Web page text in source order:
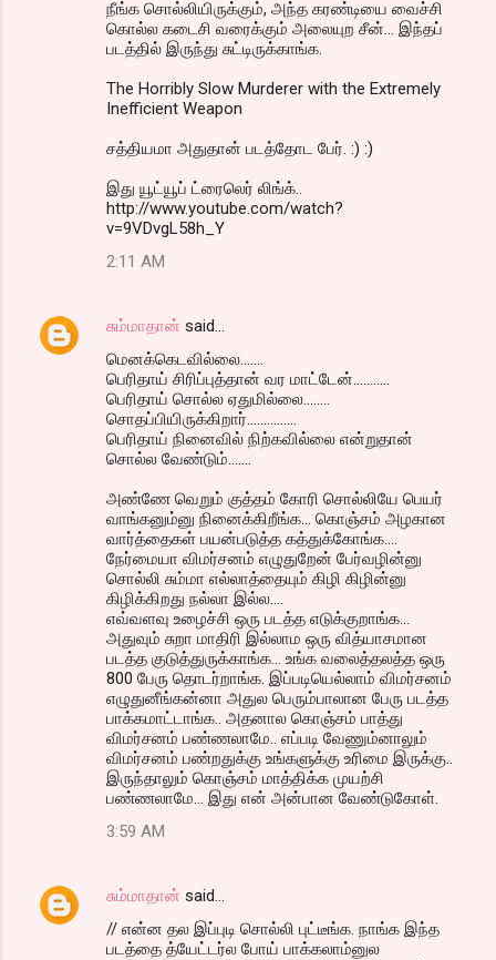
நீங்க சொல்லியிருக்கும், அந்த கரண்டியை வைச்சி
கொல்ல கடைசி வரைக்கும் அலையுற சீன்... இந்தப்
படத்தில் இருந்து சுட்டிருக்காங்க.
The Horribly Slow Murderer with the Extremely
Inefficient Weapon
சத்தியமா அதுதான் படத்தோட பேர். :) :)
இது யூட்யூப் ட்ரைலெர் லிங்க்..
http://www.youtube.com/watch?
v=9VDvgL58h_Y
2:11 AM
சும்மாதான் said…
மெனக்கெடவில்லை.......
பெரிதாய் சிரிப்புத்தான் வர மாட்டேன்...........
பெரிதாய் சொல்ல ஏதுமில்லை........
சொதப்பியிருக்கிறார்...............
பெரிதாய் நினைவில் நிற்கவில்லை என்றுதான்
சொல்ல வேண்டும்.......
அண்ணே வெறும் குத்தம் கோரி சொல்லியே பெயர்
வாங்கனும்னு நினைக்கிறீங்க... கொஞ்சம் அழகான
வார்த்தைகள் பயன்படுத்த கத்துக்கோங்க....
நேர்மையா விமர்சனம் எழுதுறேன் பேர்வழின்னு
சொல்லி சும்மா எல்லாத்தையும் கிழி கிழின்னு
கிழிக்கிறது நல்லா இல்ல....
எவ்வளவு உழைச்சி ஒரு படத்த எடுக்குறாங்க...
அதுவும் சுறா மாதிரி இல்லாம ஒரு வித்யாசமான
படத்த குடுத்துருக்காங்க... உங்க வலைத்தலத்த ஒரு
800 பேரு தொடர்றாங்க. இப்படியெல்லாம் விமர்சனம்
எழுதுனீங்கன்னா அதுல பெரும்பாலான பேரு படத்த
பாக்கமாட்டாங்க.. அதனால கொஞ்சம் பாத்து
விமர்சனம் பண்ணலாமே.. எப்படி வேணும்னாலும்
விமர்சனம் பண்றதுக்கு உங்களுக்கு உரிமை இருக்கு..
இருந்தாலும் கொஞ்சம் மாத்திக்க முயற்சி
பண்ணலாமே... இது என் அன்பான வேண்டுகோள்.
3:59 AM
சும்மாதான் said…
// என்ன தல இப்புடி சொல்லி புட்டீங்க. நாங்க இந்த
படத்தை த்யேட்டர்ல போய் பாக்கலாம்னுல